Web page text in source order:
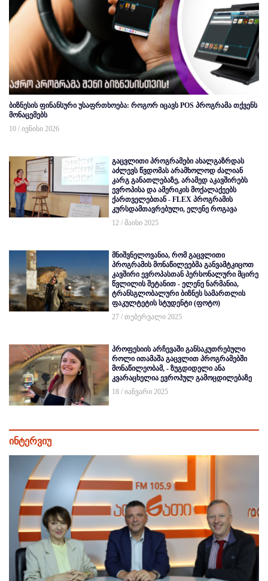
ბიზნესის ფინანსური უსაფრთხოება: როგორ იცავს POS პროგრამა თქვენს
მონაცემებს
10 / ივნისი 2026
გაცვლითი პროგრამები ახალგაზრდას
აძლევს წვდომას არამხოლოდ ძალიან
კარგ განათლებაზე, არამედ აკავშირებს
ევროპისა და ამერიკის მოქალაქეებს
ქართველებთან - FLEX პროგრამის
კურსდამთავრებული, ელენე როგავა
12 / მაისი 2025
მნიშვნელოვანია, რომ გაცვლითი
პროგრამის მონაწილეებმა განვამტკიცოთ
კავშირი ევროპასთან პერსონალური მცირე
წვლილის შეტანით - ელენე ნარმანია,
ტრანსგლობალური ბიზნეს სამართლის
ფაკულტეტის სტუდენტი (ფოტო)
27 / თებერვალი 2025
პროფესიის არჩევაში განსაკუთრებული
როლი ითამაშა გაცვლით პროგრამებში
მონაწილეობამ, - ზუგდიდელი ანა
კვარაცხელია ევროპულ გამოცდილებაზე
18 / იანვარი 2025
ინტერვიუ